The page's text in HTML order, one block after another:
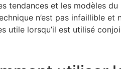
tendances et les modèles
n’est pas infaillible
utile lorsqu’il est utilisé